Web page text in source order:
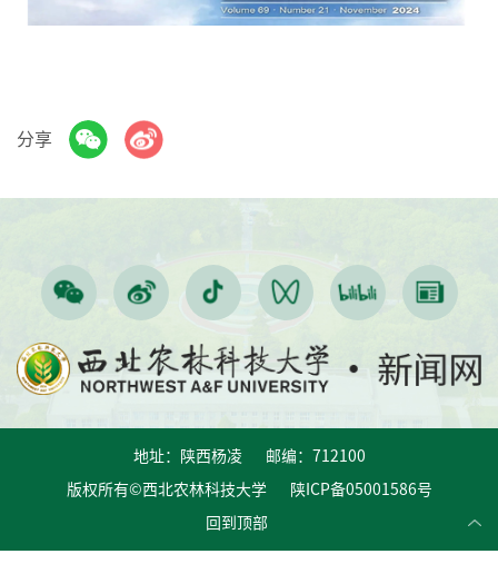
分享
地址：陕西杨凌 邮编：712100
版权所有©西北农林科技大学 陕ICP备05001586号
回到顶部